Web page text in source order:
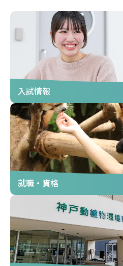
入試情報
就職・資格